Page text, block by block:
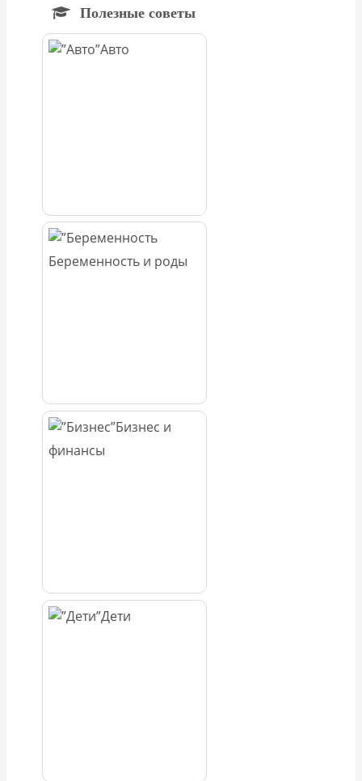
Полезные советы
Авто
Беременность и роды
Бизнес и
финансы
Дети